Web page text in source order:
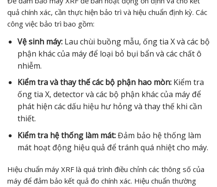
quả chính xác, cần thực hiện bảo trì và hiệu chuẩn định kỳ. Các
công việc bảo trì bao gồm:
Vệ sinh máy:Lau chùi buồng mẫu, ống tia X và các bộ
phận khác của máy để loại bỏ bụi bẩn và các chất ô
nhiễm.
Kiểm tra và thay thế các bộ phận hao mòn:Kiểm tra
ống tia X, detector và các bộ phận khác của máy để
phát hiện các dấu hiệu hư hỏng và thay thế khi cần
thiết.
Kiểm tra hệ thống làm mát:Đảm bảo hệ thống làm
mát hoạt động hiệu quả để tránh quá nhiệt cho máy.
Hiệu chuẩn máy XRF là quá trình điều chỉnh các thông số của
máy để đảm bảo kết quả đo chính xác. Hiệu chuẩn thường